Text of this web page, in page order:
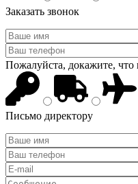
Заказать звонок
Пожалуйста, докажите, что
Письмо директору